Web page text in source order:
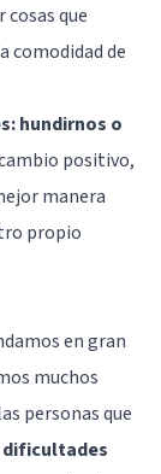
que
comodidad de
hundirnos o
positivo,
manera
propio
en gran
muchos
personas que